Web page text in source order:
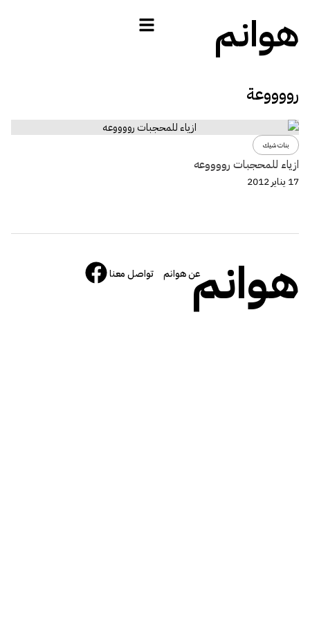
هوانم
رووووعة
بنات شيك
ازياء للمحجبات رووووعه
17 يناير 2012
هوانمعن هوانم تواصل معنا